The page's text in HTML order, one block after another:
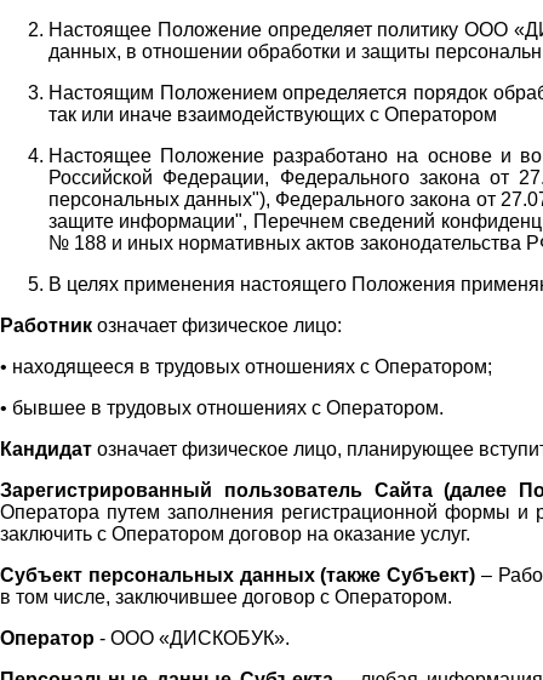
Настоящее Положение определяет политику ООО
данных, в отношении обработки и защиты
Настоящим Положением определяется порядок
так или иначе взаимодействующих с Оператором
Настоящее Положение разработано на основе и во
Российской Федерации, Федерального закона
персональных данных"), Федерального закона от
защите информации", Перечнем сведений
№ 188 и иных нормативных актов законодательства
В целях применения настоящего Положения
Работник означает физическое лицо:
• находящееся в трудовых отношениях с Оператором;
• бывшее в трудовых отношениях с Оператором.
Кандидат означает физическое лицо, планирующее
Зарегистрированный пользователь Сайта (далее
Оператора путем заполнения регистрационной формы и
заключить с Оператором договор на оказание услуг.
Субъект персональных данных (также Субъект) –
в том числе, заключившее договор с Оператором.
Оператор - ООО «ДИСКОБУК».